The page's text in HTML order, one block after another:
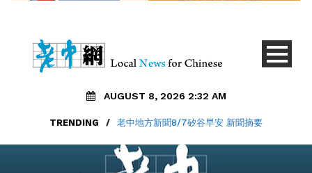
AUGUST 8, 2026 2:32 AM
TRENDING / 老中地方新聞8/7矽谷早安 新聞摘要